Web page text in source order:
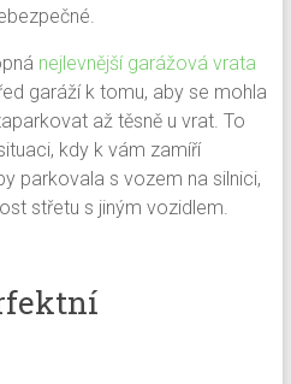
nejlevnější garážová vrata
garáží k tomu, aby se mohla
až těsně u vrat. To
kdy k vám zamíří
parkovala s vozem na silnici,
střetu s jiným vozidlem.